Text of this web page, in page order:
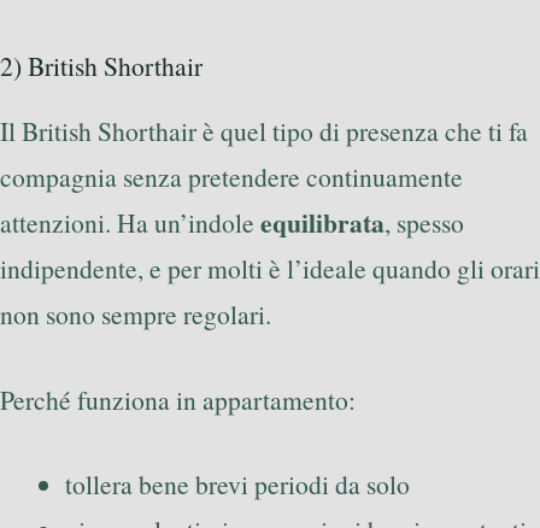
2) British Shorthair
Il British Shorthair è quel tipo di presenza che ti fa
compagnia senza pretendere continuamente
attenzioni. Ha un’indole equilibrata, spesso
indipendente, e per molti è l’ideale quando gli orari
non sono sempre regolari.
Perché funziona in appartamento:
tollera bene brevi periodi da solo